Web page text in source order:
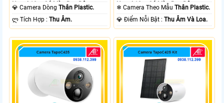
Ngoại 10m Có Màu Ban Ðêm.
💎 Camera DòngThân Plastic.
️ლ Tích Hợp :Thu Âm.
Ngoại 10m Có Màu Ban Ðêm.
❄ Camera Theo MẫuThân Plastic.
️💎 Điểm Nỗi Bật :Thu Âm Và Loa.